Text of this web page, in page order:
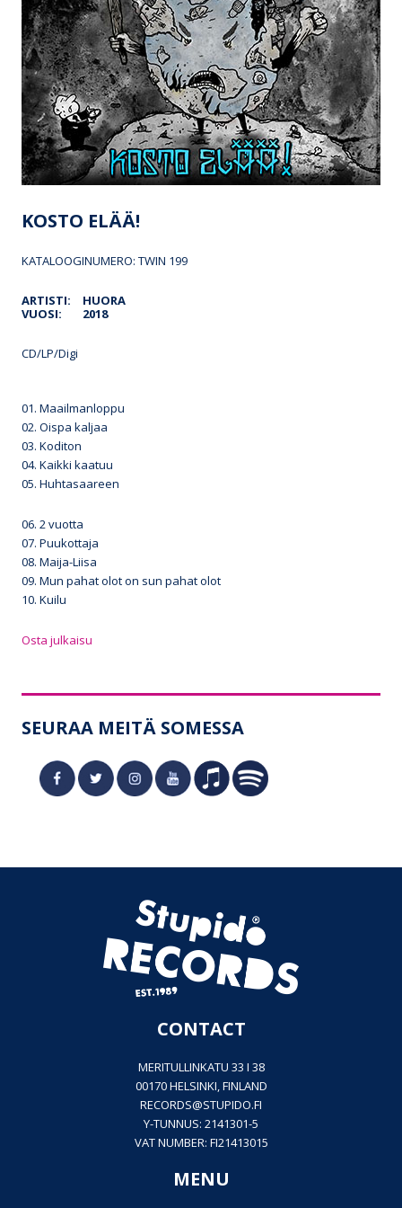
KOSTO ELÄÄ!
KATALOOGINUMERO: TWIN 199
ARTISTI:
HUORA
VUOSI:
2018
CD/LP/Digi
01. Maailmanloppu
02. Oispa kaljaa
03. Koditon
04. Kaikki kaatuu
05. Huhtasaareen
06. 2 vuotta
07. Puukottaja
08. Maija-Liisa
09. Mun pahat olot on sun pahat olot
10. Kuilu
Osta julkaisu
SEURAA MEITÄ SOMESSA
CONTACT
MERITULLINKATU 33 I 38
00170 HELSINKI, FINLAND
RECORDS@STUPIDO.FI
Y-TUNNUS: 2141301-5
VAT NUMBER: FI21413015
MENU